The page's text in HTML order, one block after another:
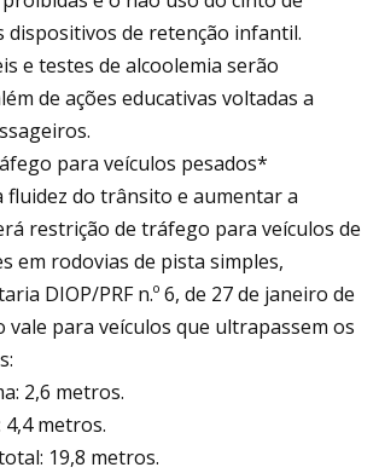
dispositivos de retenção infantil.
e testes de alcoolemia serão
de ações educativas voltadas a
para veículos pesados*
fluidez do trânsito e aumentar a
restrição de tráfego para veículos de
em rodovias de pista simples,
DIOP/PRF n.º 6, de 27 de janeiro de
vale para veículos que ultrapassem os
2,6 metros.
4,4 metros.
19,8 metros.